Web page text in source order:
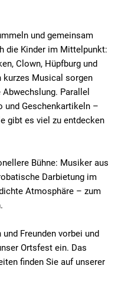
und gemeinsam
die Kinder im Mittelpunkt:
Clown, Hüpfburg und
kurzes Musical sorgen
Parallel
und Geschenkartikeln –
gibt es viel zu entdecken
Bühne: Musiker aus
Darbietung im
Atmosphäre – zum
Freunden vorbei und
Ortsfest ein. Das
finden Sie auf unserer